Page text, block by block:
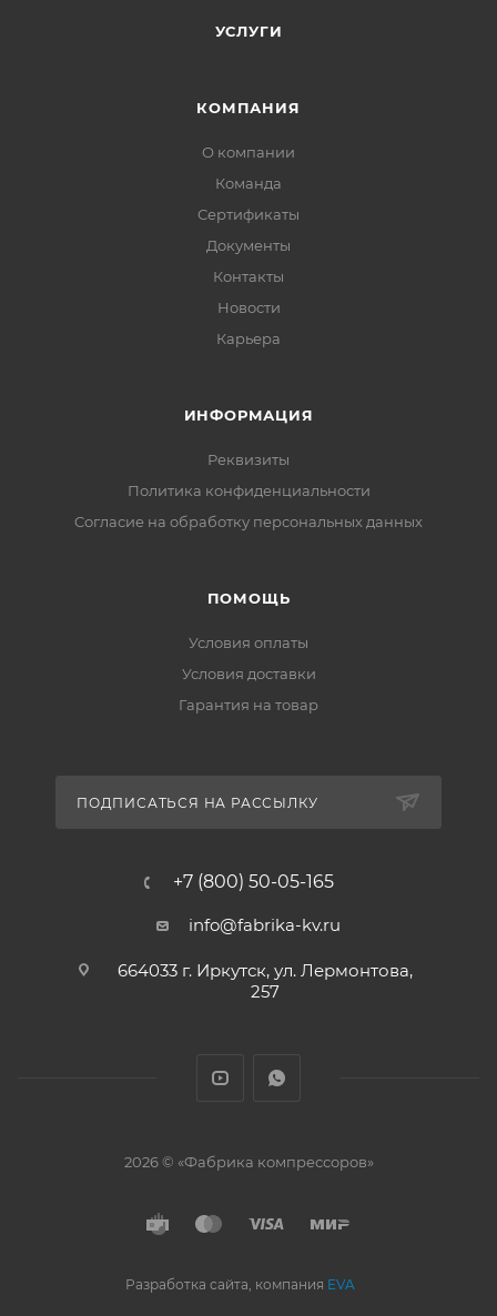
УСЛУГИ
КОМПАНИЯ
О компании
Команда
Сертификаты
Документы
Контакты
Новости
Карьера
ИНФОРМАЦИЯ
Реквизиты
Политика конфиденциальности
Cогласие на обработку персональных данных
ПОМОЩЬ
Условия оплаты
Условия доставки
Гарантия на товар
ПОДПИСАТЬСЯ НА РАССЫЛКУ
+7 (800) 50-05-165
info@fabrika-kv.ru
664033 г. Иркутск, ул. Лермонтова,
257
2026 © «Фабрика компрессоров»
Разработка сайта, компания EVA